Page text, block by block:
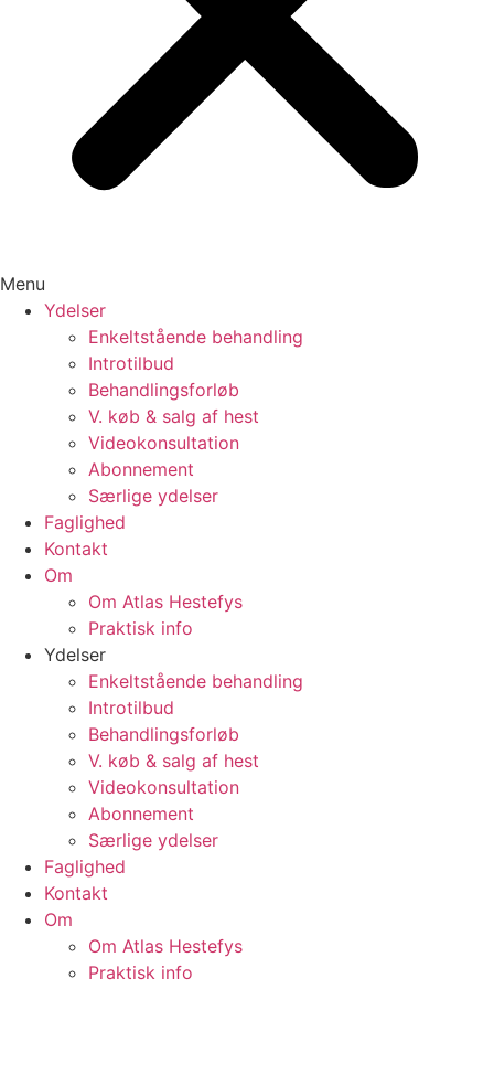
Menu
Ydelser
Enkeltstående behandling
Introtilbud
Behandlingsforløb
V. køb & salg af hest
Videokonsultation
Abonnement
Særlige ydelser
Faglighed
Kontakt
Om
Om Atlas Hestefys
Praktisk info
Ydelser
Enkeltstående behandling
Introtilbud
Behandlingsforløb
V. køb & salg af hest
Videokonsultation
Abonnement
Særlige ydelser
Faglighed
Kontakt
Om
Om Atlas Hestefys
Praktisk info